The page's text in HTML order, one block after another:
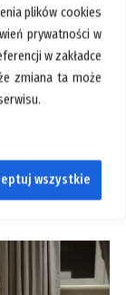
plików cookies
prywatności w
w zakładce
zmiana ta może
wszystkie